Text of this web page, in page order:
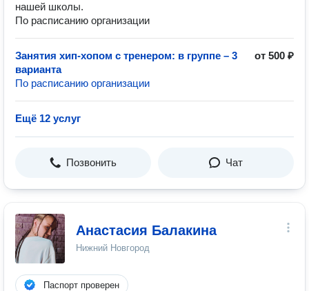
нашей школы.
По расписанию организации
Занятия хип-хопом с тренером: в группе – 3
варианта
от 500 ₽
По расписанию организации
Ещё 12 услуг
Позвонить Чат
Анастасия Балакина
Нижний Новгород
Паспорт проверен